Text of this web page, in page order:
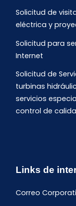
Solicitud de
eléctrica y
Solicitud para
Internet
Solicitud de
turbinas
servicios
control de
Links de
Correo